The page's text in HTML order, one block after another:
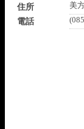
住所
美
電話